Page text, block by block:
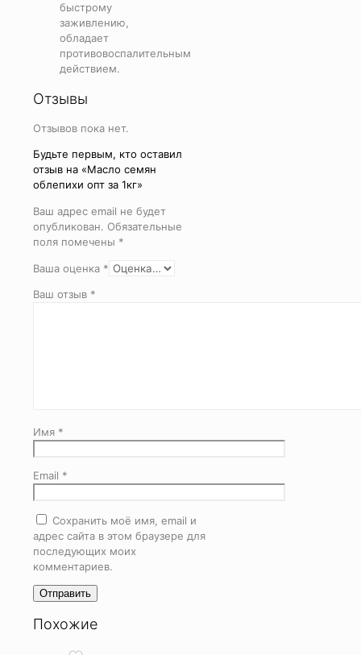
быстрому
заживлению,
обладает
противовоспалительным
действием.
Отзывы
Отзывов пока нет.
Будьте первым, кто оставил
отзыв на «Масло семян
облепихи опт за 1кг»
Ваш адрес email не будет
опубликован. Обязательные
поля помечены *
Ваша оценка *
Ваш отзыв *
Имя *
Email *
Сохранить моё имя, email и
адрес сайта в этом браузере для
последующих моих
комментариев.
Похожие